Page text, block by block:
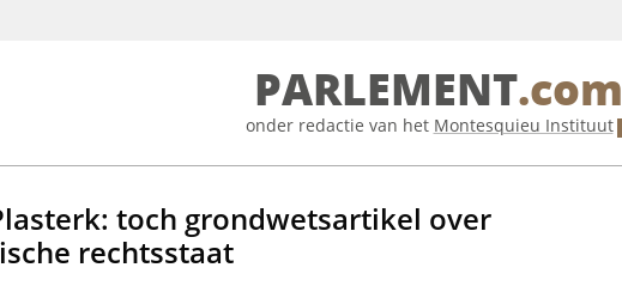
PARLEMENT.com
onder redactie van het Montesquieu Instituut
toch grondwetsartikel over
rechtsstaat